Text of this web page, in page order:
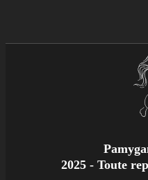
2025 - Toute